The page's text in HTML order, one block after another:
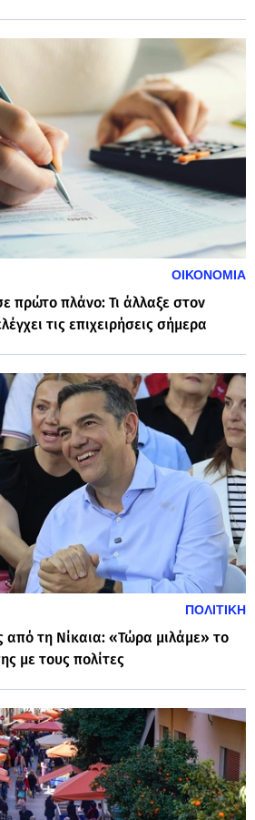
ΟΙΚΟΝΟΜΙΑ
πρώτο πλάνο: Τι άλλαξε στον
τις επιχειρήσεις σήμερα
ΠΟΛΙΤΙΚΗ
από τη Νίκαια: «Τώρα μιλάμε» το
με τους πολίτες